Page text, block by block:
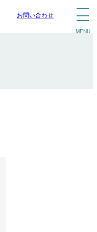
お問い合わせ